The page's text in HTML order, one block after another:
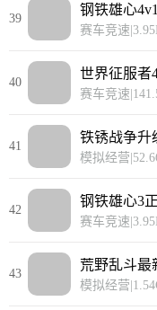
39
钢铁雄心
10.0.8
赛车竞速|
40
世界征服者
赛车竞速|
41
铁锈战争升
模拟经营|
42
钢铁雄心3
赛车竞速|
43
荒野乱斗最
模拟经营|